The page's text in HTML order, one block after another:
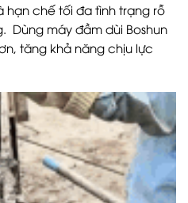
chế tối đa tình trạng rỗ
Dùng máy đầm dùi Boshun
tăng khả năng chịu lực